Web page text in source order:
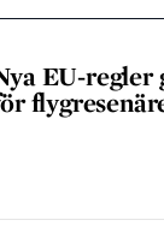
EU-regler